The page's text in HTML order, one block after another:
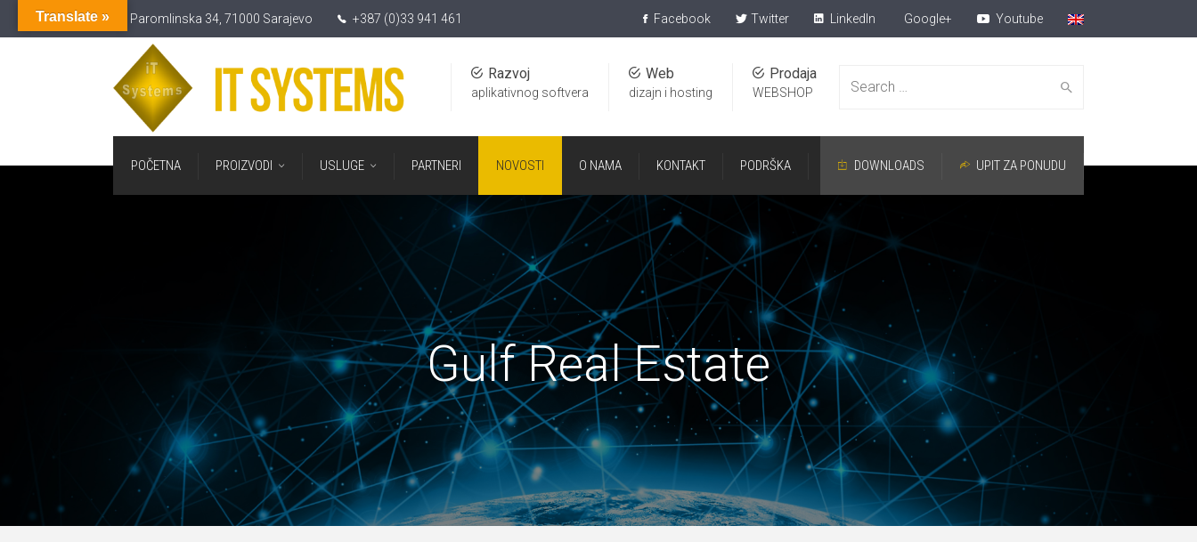
Paromlinska 34, 71000 Sarajevo +387 (0)33 941 461 Facebook Twitter LinkedIn Google+ Youtube
Search for:
Prodaja
WEBSHOP
Web
dizajn i hosting
Razvoj
aplikativnog softvera
POČETNA PROIZVODI USLUGE PARTNERI NOVOSTI O NAMA KONTAKT PODRŠKA UPIT ZA PONUDU
DOWNLOADS
Gulf Real Estate
Translate »